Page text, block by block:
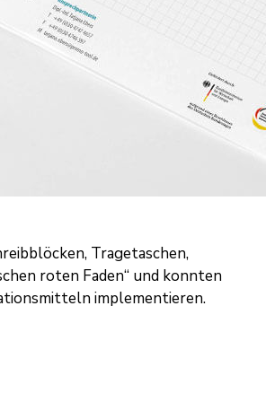
Tragetaschen,
roten Faden“ und konnten
implementieren.